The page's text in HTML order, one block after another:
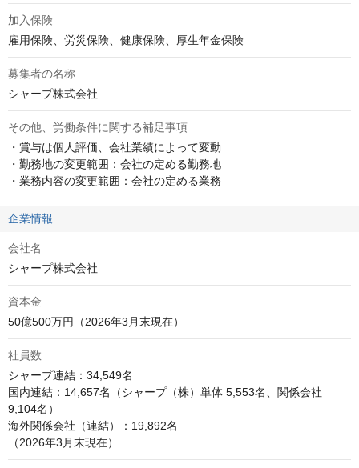
加入保険
雇用保険、労災保険、健康保険、厚生年金保険
募集者の名称
シャープ株式会社
その他、労働条件に関する補足事項
・賞与は個人評価、会社業績によって変動
・勤務地の変更範囲：会社の定める勤務地
・業務内容の変更範囲：会社の定める業務
企業情報
会社名
シャープ株式会社
資本金
50億500万円（2026年3月末現在）
社員数
シャープ連結：34,549名
国内連結：14,657名（シャープ（株）単体 5,553名、関係会社
9,104名）
海外関係会社（連結）：19,892名
（2026年3月末現在）